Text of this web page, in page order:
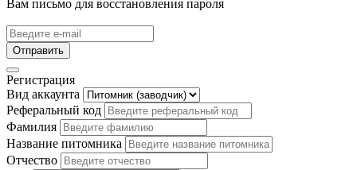
Вам письмо для восстановления пароля
Отправить
Регистрация
Вид аккаунта
Реферальный код
Фамилия
Название питомника
Отчество